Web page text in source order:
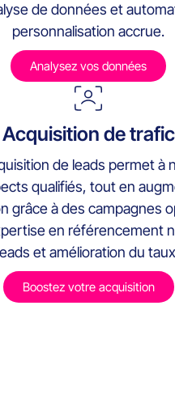
de données et
personnalisation accrue.
Analysez vos données
Acquisition de trafic
de leads permet à
qualifiés, tout en
grâce à des campagnes
en référencement
et amélioration du
Boostez votre acquisition